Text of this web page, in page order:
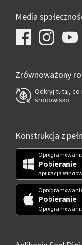
Media
Zrównoważony
Odkryj tutaj, co
środowisko.
Konstrukcja z
Pobieranie
Aplikacja
Pobieranie